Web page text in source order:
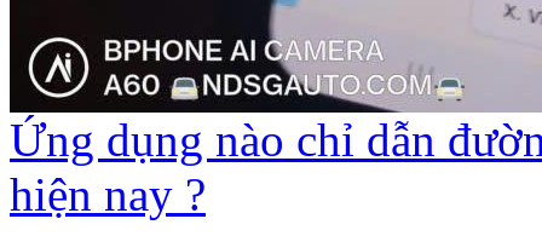
Ứng dụng nào chỉ dẫn
hiện nay ?